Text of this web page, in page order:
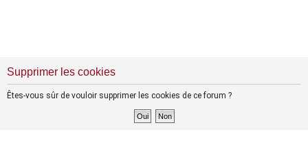
Supprimer les cookies
Êtes-vous sûr de vouloir supprimer les cookies de ce forum ?